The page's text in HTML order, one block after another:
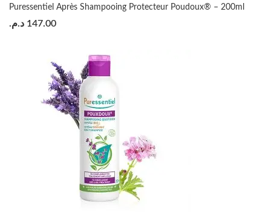
Puressentiel Après Shampooing Protecteur Poudoux® – 200ml
147.00 د.م.